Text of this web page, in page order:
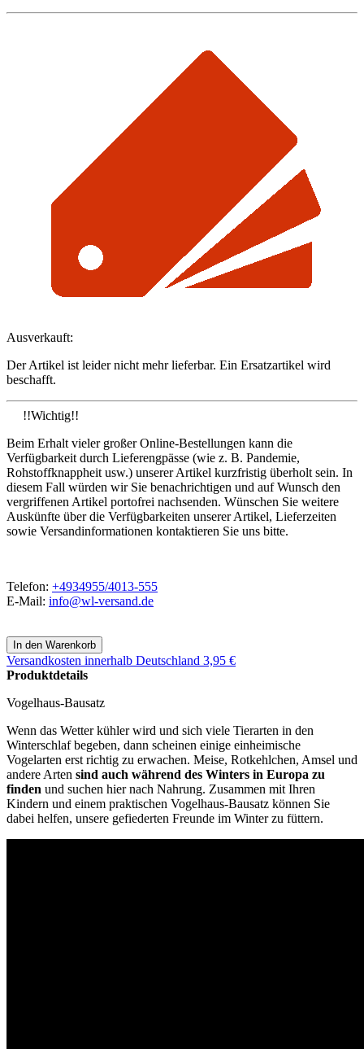
Ausverkauft:
Der Artikel ist leider nicht mehr lieferbar. Ein Ersatzartikel wird
beschafft.
!!Wichtig!!
Beim Erhalt vieler großer Online-Bestellungen kann die
Verfügbarkeit durch Lieferengpässe (wie z. B. Pandemie,
Rohstoffknappheit usw.) unserer Artikel kurzfristig überholt sein. In
diesem Fall würden wir Sie benachrichtigen und auf Wunsch den
vergriffenen Artikel portofrei nachsenden. Wünschen Sie weitere
Auskünfte über die Verfügbarkeiten unserer Artikel, Lieferzeiten
sowie Versandinformationen kontaktieren Sie uns bitte.
Telefon: +4934955/4013-555
E-Mail: info@wl-versand.de
Versandkosten innerhalb Deutschland 3,95 €
Produktdetails
Vogelhaus-Bausatz
Wenn das Wetter kühler wird und sich viele Tierarten in den
Winterschlaf begeben, dann scheinen einige einheimische
Vogelarten erst richtig zu erwachen. Meise, Rotkehlchen, Amsel und
andere Arten sind auch während des Winters in Europa zu
finden und suchen hier nach Nahrung. Zusammen mit Ihren
Kindern und einem praktischen Vogelhaus-Bausatz können Sie
dabei helfen, unsere gefiederten Freunde im Winter zu füttern.